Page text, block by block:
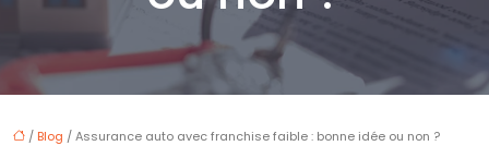
/ Blog / Assurance auto avec franchise faible : bonne idée ou non ?